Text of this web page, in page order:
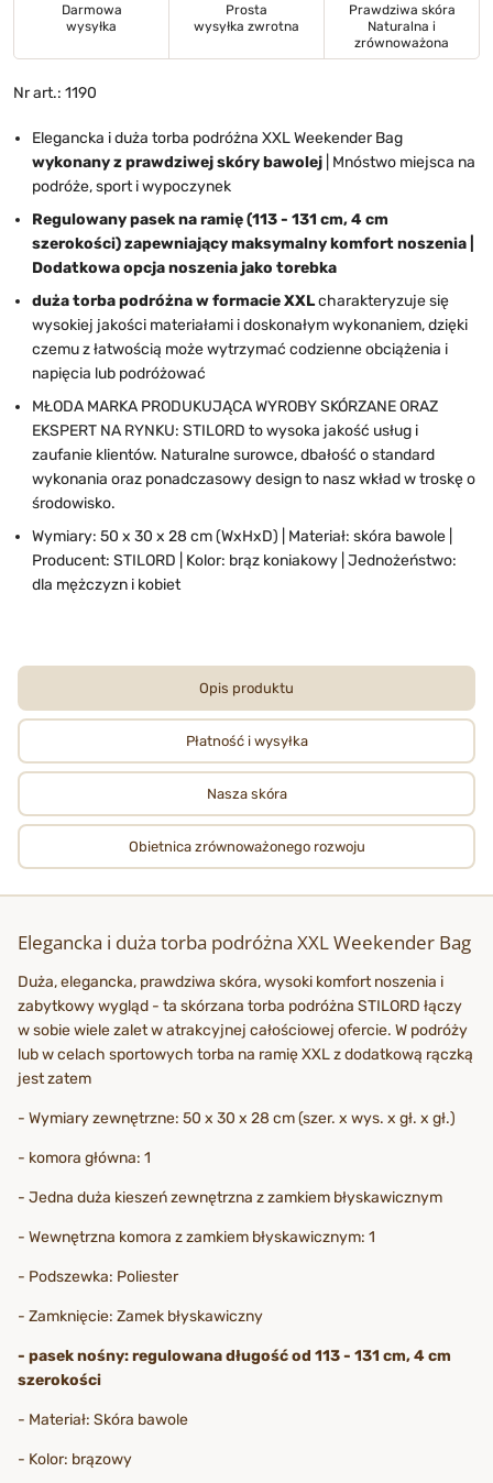
Darmowa
wysyłka
Prosta
wysyłka zwrotna
Prawdziwa skóra
Naturalna i
zrównoważona
Nr art.: 1190
Elegancka i duża torba podróżna XXL Weekender Bag
wykonany z prawdziwej skóry bawolej | Mnóstwo miejsca na
podróże, sport i wypoczynek
Regulowany pasek na ramię (113 - 131 cm, 4 cm
szerokości) zapewniający maksymalny komfort noszenia |
Dodatkowa opcja noszenia jako torebka
duża torba podróżna w formacie XXLcharakteryzuje się
wysokiej jakości materiałami i doskonałym wykonaniem, dzięki
czemu z łatwością może wytrzymać codzienne obciążenia i
napięcia lub podróżować
MŁODA MARKA PRODUKUJĄCA WYROBY SKÓRZANE ORAZ
EKSPERT NA RYNKU: STILORD to wysoka jakość usług i
zaufanie klientów. Naturalne surowce, dbałość o standard
wykonania oraz ponadczasowy design to nasz wkład w troskę o
środowisko.
Wymiary: 50 x 30 x 28 cm (WxHxD) | Materiał: skóra bawole |
Producent: STILORD | Kolor: brąz koniakowy | Jednożeństwo:
dla mężczyzn i kobiet
Opis produktu
Płatność i wysyłka
Nasza skóra
Obietnica zrównoważonego rozwoju
Elegancka i duża torba podróżna XXL Weekender Bag
Duża, elegancka, prawdziwa skóra, wysoki komfort noszenia i
zabytkowy wygląd - ta skórzana torba podróżna STILORD łączy
w sobie wiele zalet w atrakcyjnej całościowej ofercie. W podróży
lub w celach sportowych torba na ramię XXL z dodatkową rączką
jest zatem
- Wymiary zewnętrzne: 50 x 30 x 28 cm (szer. x wys. x gł. x gł.)
- komora główna: 1
- Jedna duża kieszeń zewnętrzna z zamkiem błyskawicznym
- Wewnętrzna komora z zamkiem błyskawicznym: 1
- Podszewka: Poliester
- Zamknięcie: Zamek błyskawiczny
- pasek nośny: regulowana długość od 113 - 131 cm, 4 cm
szerokości
- Materiał: Skóra bawole
- Kolor: brązowy